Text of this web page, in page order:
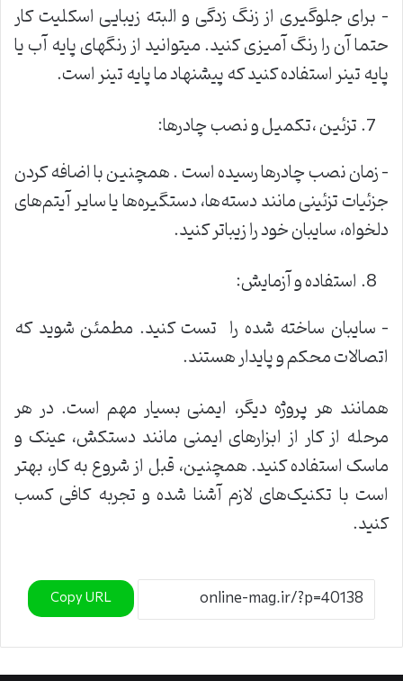
– برای جلوگیری از زنگ زدگی و البته زیبایی اسکلیت کار
حتما آن را رنگ آمیزی کنید. میتوانید از رنگهای پایه آب یا
پایه تینر استفاده کنید که پیشنهاد ما پایه تینر است.
تزئین ،تکمیل و نصب چادرها:
– زمان نصب چادرها رسیده است . همچنین با اضافه کردن
جزئیات تزئینی مانند دسته‌ها، دستگیره‌ها یا سایر آیتم‌های
دلخواه، سایبان خود را زیباتر کنید.
استفاده و آزمایش:
– سایبان ساخته شده را تست کنید. مطمئن شوید که
اتصالات محکم و پایدار هستند.
همانند هر پروژه دیگر، ایمنی بسیار مهم است. در هر
مرحله از کار از ابزارهای ایمنی مانند دستکش، عینک و
ماسک استفاده کنید. همچنین، قبل از شروع به کار، بهتر
است با تکنیک‌های لازم آشنا شده و تجربه کافی کسب
کنید.
Copy URL